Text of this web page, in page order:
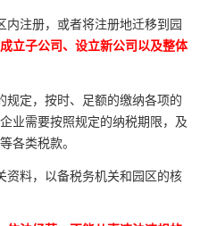
内注册，或者将注册地迁移到园
立子公司、设立新公司以及整体
规定，按时、足额的缴纳各项的
业需要按照规定的纳税期限，及
各类税款。
资料，以备税务机关和园区的核